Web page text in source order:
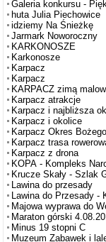
Galeria konkursu -
huta Julia Piechowice
idziemy Na Śnieżkę
Jarmark Noworoczny
KARKONOSZE
Karkonosze
Karpacz
Karpacz
KARPACZ zimą
Karpacz atrakcje
Karpacz i najbliższa
Karpacz i okolice
Karpacz Okres
Karpacz trasa
Karpacz z drona
KOPA - Kompleks
Krucze Skały - Szlak
Lawina do przesady
Lawina do Przesady -
Majowa wyprawa do
Maraton górski
Minus 19 stopni C
Muzeum Zabawek i